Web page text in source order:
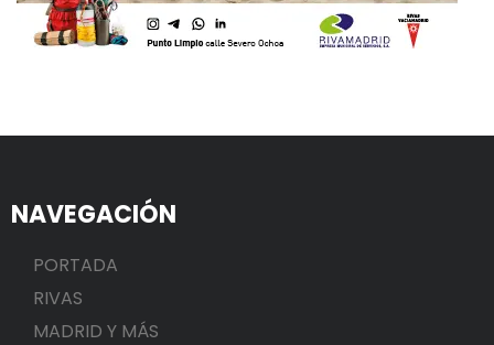
NAVEGACIÓN
PORTADA
RIVAS
MADRID Y MÁS